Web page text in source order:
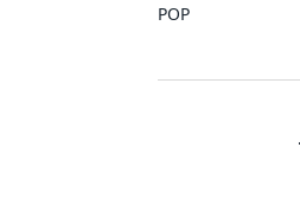
POP